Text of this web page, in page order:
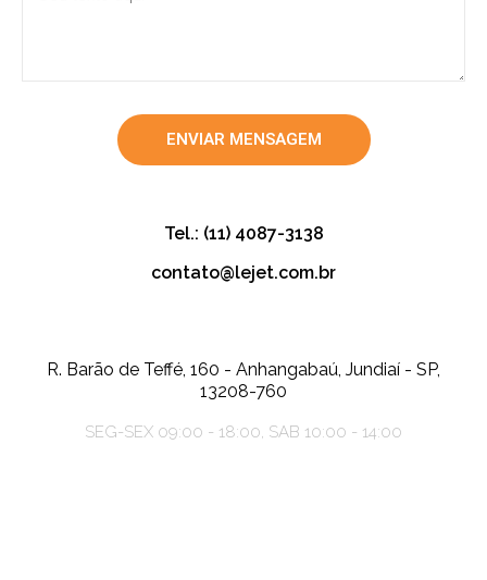
ENVIAR MENSAGEM
Tel.: (11) 4087-3138
contato@lejet.com.br
R. Barão de Teffé, 160 - Anhangabaú, Jundiaí - SP,
13208-760
SEG-SEX 09:00 - 18:00, SAB 10:00 - 14:00